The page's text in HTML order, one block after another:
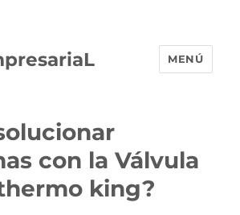
MENÚ
con la Válvula
king?